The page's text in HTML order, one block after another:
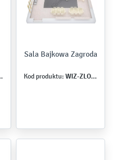
0002
Sala Bajkowa Zagroda
Kod produktu: WIZ-ZLO-BA-0001